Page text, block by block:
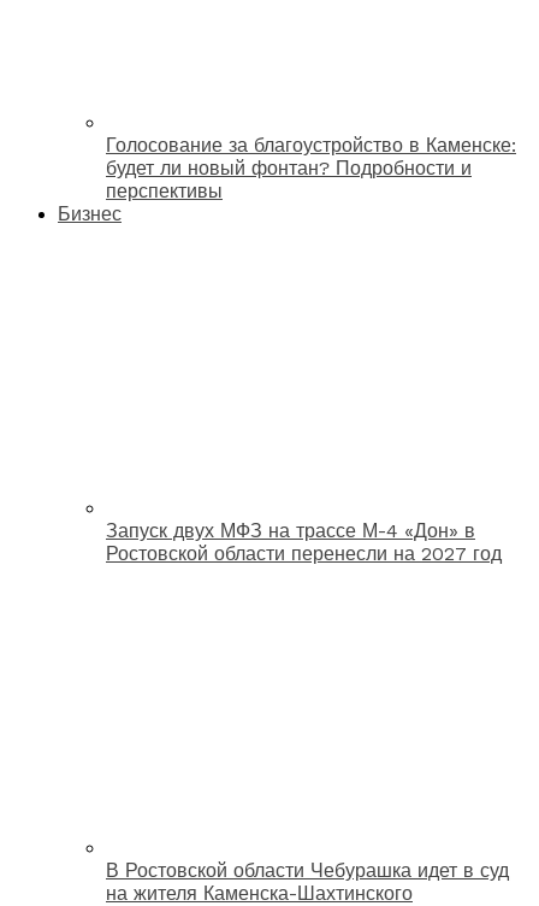
Голосование за благоустройство в Каменске:
будет ли новый фонтан? Подробности и
перспективы
Бизнес
Запуск двух МФЗ на трассе М-4 «Дон» в
Ростовской области перенесли на 2027 год
В Ростовской области Чебурашка идет в суд
на жителя Каменска-Шахтинского